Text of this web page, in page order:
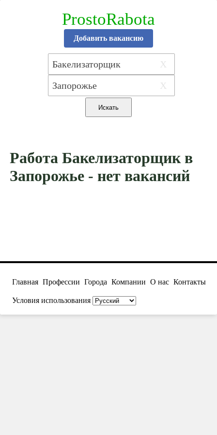
ProstoRabota
Добавить вакансию
X
X
Работа Бакелизаторщик в
Запорожье - нет вакансий
Главная Профессии Города Компании О нас Контакты
Условия использования